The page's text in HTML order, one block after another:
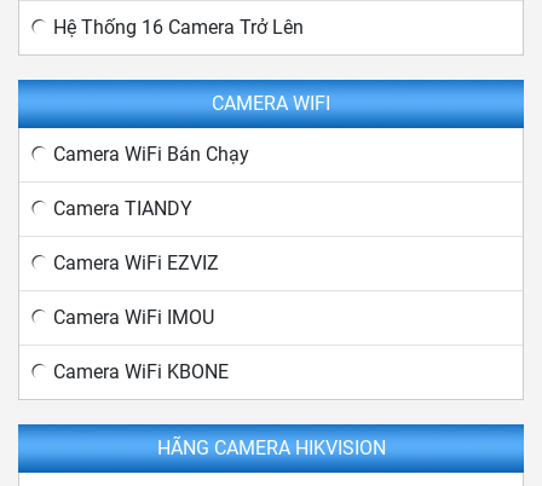
Hệ Thống 16 Camera Trở Lên
CAMERA WIFI
Camera WiFi Bán Chạy
Camera TIANDY
Camera WiFi EZVIZ
Camera WiFi IMOU
Camera WiFi KBONE
HÃNG CAMERA HIKVISION